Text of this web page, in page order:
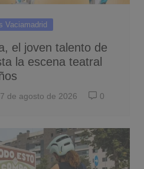
Vaciamadrid
el joven talento de
la escena teatral
7 de agosto de 2026 0